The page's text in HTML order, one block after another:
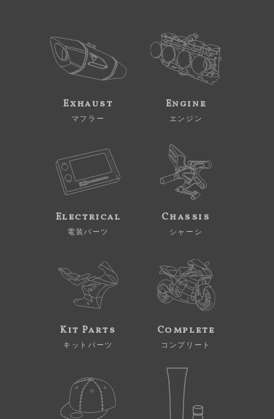
Exhaust
マフラー
Engine
エンジン
Electrical
電装パーツ
Chassis
シャーシ
Kit Parts
キットパーツ
Complete
コンプリート